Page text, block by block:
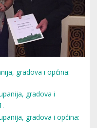
gradova i općina:
gradova i
gradova i općina: